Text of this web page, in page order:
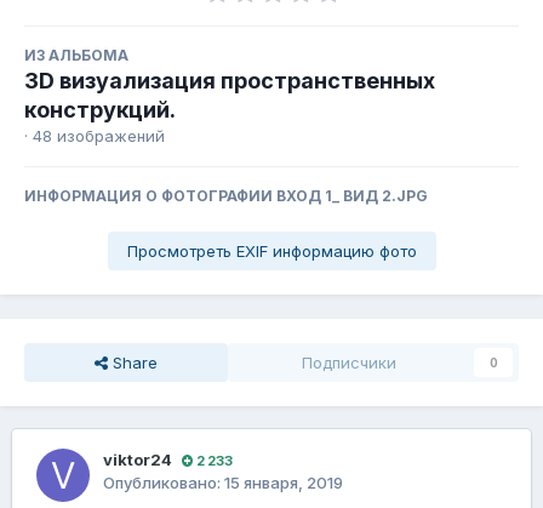
ИЗ АЛЬБОМА
3D визуализация пространственных
конструкций.
· 48 изображений
ИНФОРМАЦИЯ О ФОТОГРАФИИ ВХОД 1_ ВИД 2.JPG
Просмотреть EXIF информацию фото
Share Подписчики 0
viktor24 2 233
Опубликовано: 15 января, 2019